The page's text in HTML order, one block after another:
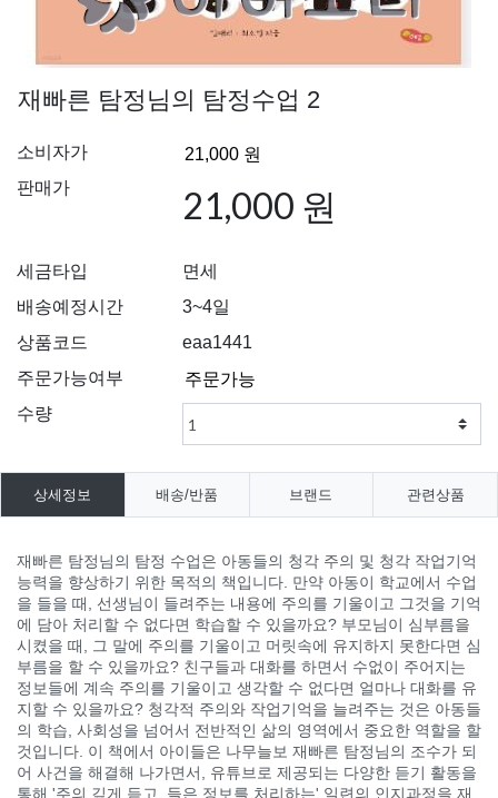
재빠른 탐정님의 탐정수업 2
소비자가
판매가
21,000 원
세금타입
면세
배송예정시간
3~4일
상품코드
eaa1441
주문가능여부
수량
상세정보 배송/반품 브랜드 관련상품
재빠른 탐정님의 탐정 수업은 아동들의 청각 주의 및 청각 작업기억
능력을 향상하기 위한 목적의 책입니다. 만약 아동이 학교에서 수업
을 들을 때, 선생님이 들려주는 내용에 주의를 기울이고 그것을 기억
에 담아 처리할 수 없다면 학습할 수 있을까요? 부모님이 심부름을
시켰을 때, 그 말에 주의를 기울이고 머릿속에 유지하지 못한다면 심
부름을 할 수 있을까요? 친구들과 대화를 하면서 수없이 주어지는
정보들에 계속 주의를 기울이고 생각할 수 없다면 얼마나 대화를 유
지할 수 있을까요? 청각적 주의와 작업기억을 늘려주는 것은 아동들
의 학습, 사회성을 넘어서 전반적인 삶의 영역에서 중요한 역할을 할
것입니다. 이 책에서 아이들은 나무늘보 재빠른 탐정님의 조수가 되
어 사건을 해결해 나가면서, 유튜브로 제공되는 다양한 듣기 활동을
통해 '주의 깊게 듣고, 들은 정보를 처리하는' 일련의 인지과정을 재